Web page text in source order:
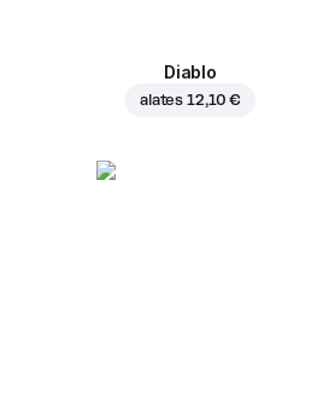
Diablo
alates 12,10 €